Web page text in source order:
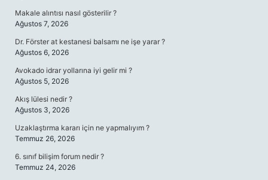
Makale alıntısı nasıl gösterilir ?
Ağustos 7, 2026
Dr. Förster at kestanesi balsamı ne işe yarar ?
Ağustos 6, 2026
Avokado idrar yollarına iyi gelir mi ?
Ağustos 5, 2026
Akış lülesi nedir ?
Ağustos 3, 2026
Uzaklaştırma kararı için ne yapmalıyım ?
Temmuz 26, 2026
6. sınıf bilişim forum nedir ?
Temmuz 24, 2026